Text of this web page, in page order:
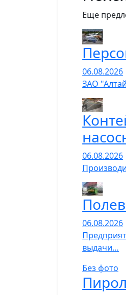
Еще
06.08.2026
ЗАО
06.08.2026
06.08.2026
выдачи…
Без фото